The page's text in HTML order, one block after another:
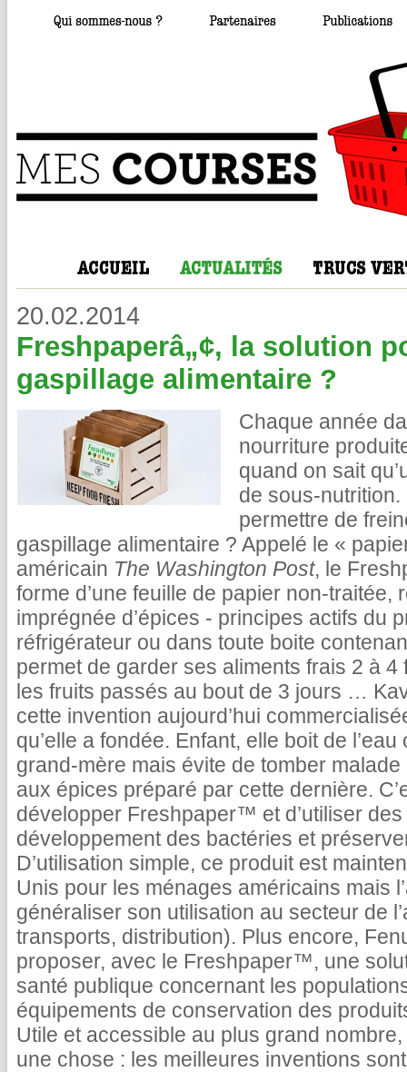
20.02.2014
Freshpaperâ„¢, la solution
gaspillage alimentaire ?
Chaque année
nourriture
quand on sait
de sous-
permettre de
gaspillage alimentaire ? Appelé le «
américain The Washington Post, le
forme d’une feuille de papier non-
imprégnée d’épices - principes actifs du
réfrigérateur ou dans toute boite
permet de garder ses aliments frais 2 à
les fruits passés au bout de 3 jours …
cette invention aujourd’hui
qu’elle a fondée. Enfant, elle boit de
grand-mère mais évite de tomber
aux épices préparé par cette dernière.
développer Freshpaper™ et d’utiliser
développement des bactéries et
D’utilisation simple, ce produit est
Unis pour les ménages américains mais
généraliser son utilisation au secteur de
transports, distribution). Plus encore,
proposer, avec le Freshpaper™, une
santé publique concernant les
équipements de conservation des
Utile et accessible au plus grand
une chose : les meilleures inventions